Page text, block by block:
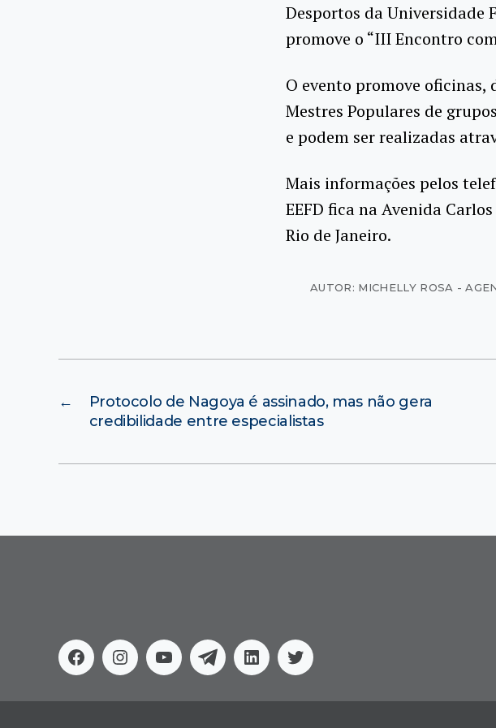
Desportos da Universidade
promove o “III Encontro
O evento promove oficinas,
Mestres Populares de
e podem ser realizadas
Mais informações pelos
EEFD fica na Avenida
Rio de Janeiro.
AUTOR: MICHELLY ROSA -
←
Protocolo de Nagoya é assinado, mas não gera
credibilidade entre especialistas
FacebookInstagram
YoutubeTelegramLinkedinTwitter